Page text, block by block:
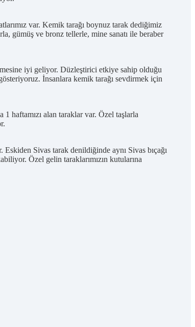
var. Kemik tarağı boynuz tarak dediğimiz
gümüş ve bronz tellerle, mine sanatı ile beraber
iyi geliyor. Düzleştirici etkiye sahip olduğu
İnsanlara kemik tarağı sevdirmek için
haftamızı alan taraklar var. Özel taşlarla
Sivas tarak denildiğinde aynı Sivas bıçağı
Özel gelin taraklarımızın kutularına